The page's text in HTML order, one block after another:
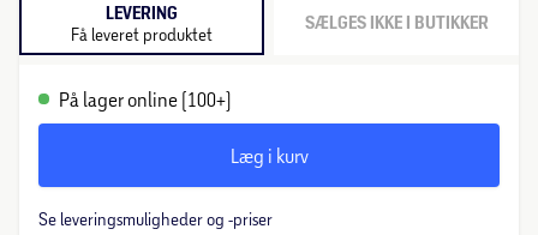
LEVERING
Få leveret produktet SÆLGES IKKE I BUTIKKER
På lager online (100+)
Læg i kurv
Se leveringsmuligheder og -priser